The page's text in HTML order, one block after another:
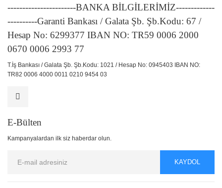
-----------------------BANKA BİLGİLERİMİZ-------------
----------Garanti Bankası / Galata Şb. Şb.Kodu: 67 /
Hesap No: 6299377 IBAN NO: TR59 0006 2000
0670 0006 2993 77
T.İş Bankası / Galata Şb. Şb.Kodu: 1021 / Hesap No: 0945403 IBAN NO:
TR82 0006 4000 0011 0210 9454 03
E-Bülten
Kampanyalardan ilk siz haberdar olun.
KAYDOL